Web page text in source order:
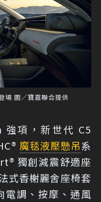
圖／寶嘉聯合提供
項，新世代 C5
魔毯液壓懸吊系
獨創減震舒適座
式香榭麗舍座椅套
電調、按摩、通風